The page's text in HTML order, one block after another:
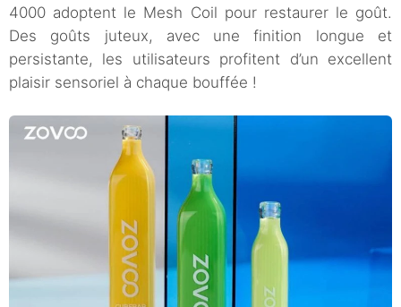
4000 adoptent le Mesh Coil pour restaurer le goût.
Des goûts juteux, avec une finition longue et
persistante, les utilisateurs profitent d’un excellent
plaisir sensoriel à chaque bouffée !